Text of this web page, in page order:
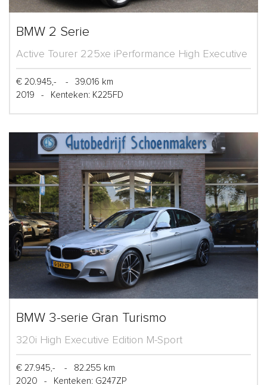
BMW 2 Serie
Active Tourer 225xe iPerformance High Executive
€ 20.945,- -
39.016 km
2019
- Kenteken: K225FD
BMW 3-serie Gran Turismo
320i High Executive Edition M-Sport
€ 27.945,- -
82.255 km
2020
- Kenteken: G247ZP